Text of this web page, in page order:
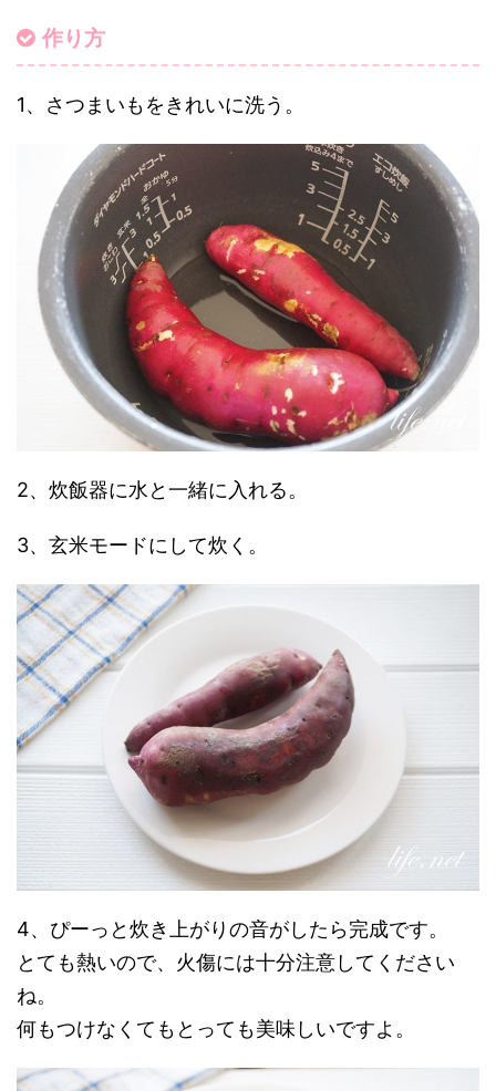
作り方
1、さつまいもをきれいに洗う。
2、炊飯器に水と一緒に入れる。
3、玄米モードにして炊く。
4、ぴーっと炊き上がりの音がしたら完成です。
とても熱いので、火傷には十分注意してください
ね。
何もつけなくてもとっても美味しいですよ。